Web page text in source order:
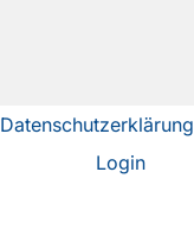
Datenschutzerklärung
Login